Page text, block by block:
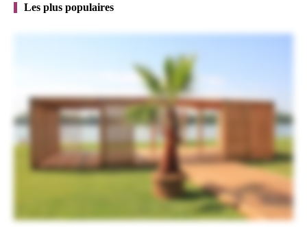
Les plus populaires